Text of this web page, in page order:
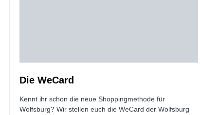
Die WeCard
Kennt ihr schon die neue Shoppingmethode für
Wolfsburg? Wir stellen euch die WeCard der Wolfsburg